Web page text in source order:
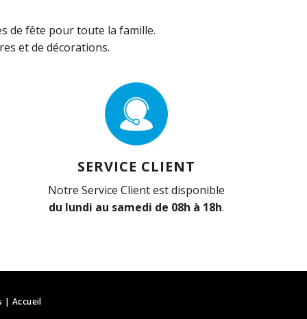
de fête pour toute la famille.
et de décorations.
SERVICE CLIENT
Notre Service Client est disponible
du lundi au samedi de 08h à 18h.
|Accueil